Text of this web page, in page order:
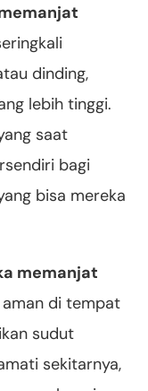
dinding,
lebih tinggi.
saat
bagi
bisa mereka
memanjat
di tempat
sudut
sekitarnya,